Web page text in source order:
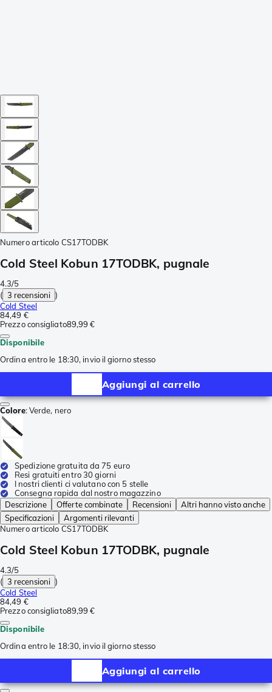
Numero articolo CS17TODBK
Cold Steel Kobun 17TODBK, pugnale
4.3/5
( 3 recensioni )
Cold Steel
84,49 €
Prezzo consigliato89,99 €
Disponibile
Ordina entro le 18:30, invio il giorno stesso
Aggiungi al carrello
Colore:Verde, nero
Spedizione gratuita da 75 euro
Resi gratuiti entro 30 giorni
I nostri clienti ci valutano con 5 stelle
Consegna rapida dal nostro magazzino
Descrizione
Offerte combinate Recensioni
Altri hanno visto anche
Specificazioni
Argomenti rilevanti
Numero articolo CS17TODBK
Cold Steel Kobun 17TODBK, pugnale
4.3/5
( 3 recensioni )
Cold Steel
84,49 €
Prezzo consigliato89,99 €
Disponibile
Ordina entro le 18:30, invio il giorno stesso
Aggiungi al carrello